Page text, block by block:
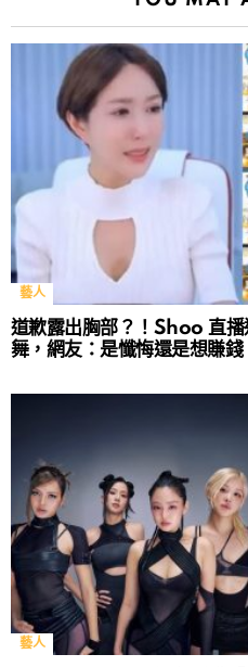
藝人
道歉露出胸部？！Shoo 直播
舞，網友：是懺悔還是想賺錢
藝人